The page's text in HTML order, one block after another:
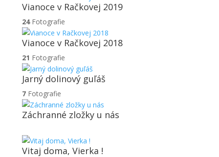
Vianoce v Račkovej 2019
24Fotografie
Vianoce v Račkovej 2018
21 Fotografie
Jarný dolinový guľáš
7Fotografie
Záchranné zložky u nás
Vitaj doma, Vierka !